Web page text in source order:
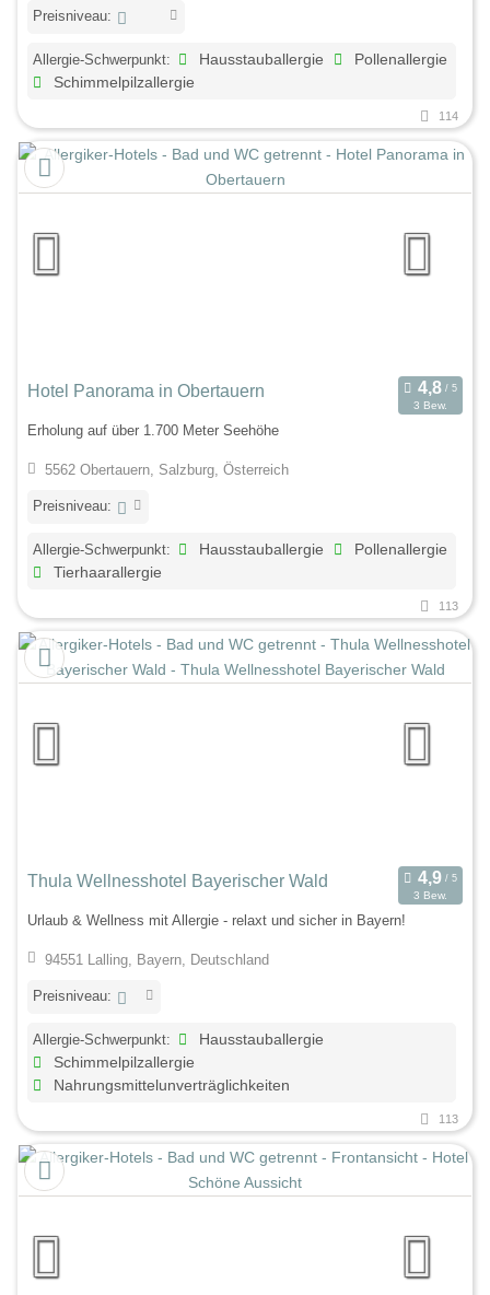
Preisniveau:
Allergie-Schwerpunkt: Hausstauballergie
Pollenallergie
Schimmelpilzallergie
114
Hotel Panorama in Obertauern
3 Bew.
Erholung auf über 1.700 Meter Seehöhe
5562 Obertauern, Salzburg, Österreich
Preisniveau:
Allergie-Schwerpunkt: Hausstauballergie
Pollenallergie
Tierhaarallergie
113
Thula Wellnesshotel Bayerischer Wald
3 Bew.
Urlaub & Wellness mit Allergie - relaxt und sicher in Bayern!
94551 Lalling, Bayern, Deutschland
Preisniveau:
Allergie-Schwerpunkt:
Hausstauballergie
Schimmelpilzallergie
Nahrungsmittelunverträglichkeiten
113